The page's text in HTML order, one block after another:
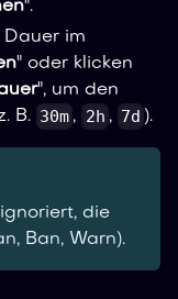
".
im
" oder klicken
", um den
B. 30m , 2h , 7d ).
die
Ban, Warn).